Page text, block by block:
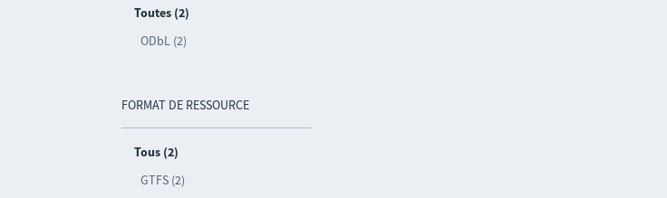
Toutes (2)
ODbL (2)
FORMAT DE RESSOURCE
Tous (2)
GTFS (2)